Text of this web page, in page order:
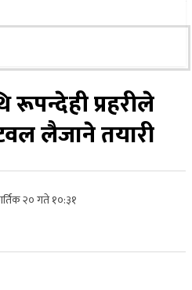
रूपन्देही प्रहरीले
लैजाने तयारी
२० गते १०:३१